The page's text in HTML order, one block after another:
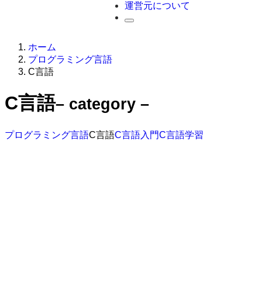
運営元について
ホーム
プログラミング言語
C言語
C言語– category –
プログラミング言語C言語C言語入門C言語学習